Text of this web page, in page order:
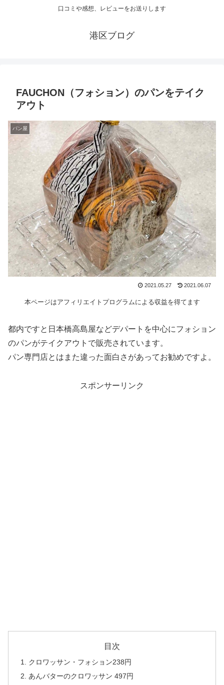
口コミや感想、レビューをお送りします
港区ブログ
FAUCHON（フォション）のパンをテイク
アウト
パン屋
2021.05.27 2021.06.07
本ページはアフィリエイトプログラムによる収益を得てます
都内ですと日本橋高島屋などデパートを中心にフォション
のパンがテイクアウトで販売されています。
パン専門店とはまた違った面白さがあってお勧めですよ。
スポンサーリンク
目次
クロワッサン・フォション238円
あんバターのクロワッサン 497円